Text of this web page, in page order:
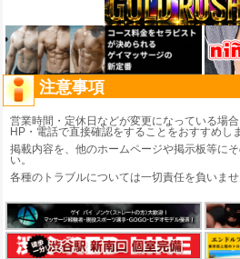
注意事項
営業時間・定休日などが変更になっている場
HP・電話で直接確認をすることをおすすめし
掲載内容を、他のホームページや掲示板等に
い。
各種のトラブルについては一切責任を負いませ